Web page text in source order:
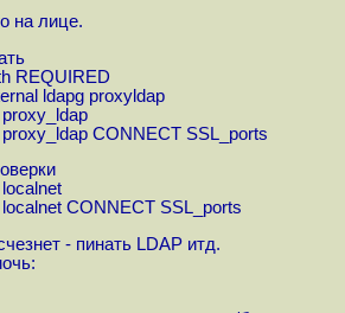
на лице.
REQUIRED
ldapg proxyldap
CONNECT SSL_ports
CONNECT SSL_ports
- пинать LDAP итд.